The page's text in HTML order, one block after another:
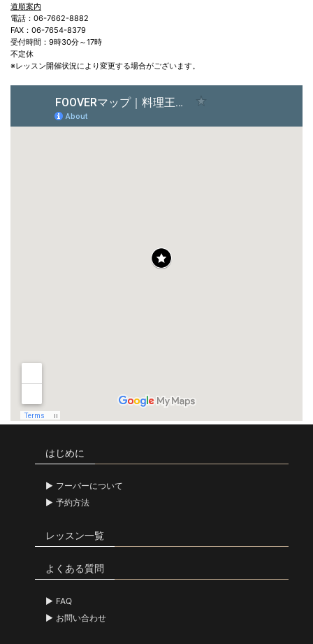
道順案内
電話：06-7662-8882
FAX：06-7654-8379
受付時間：9時30分～17時
不定休
※レッスン開催状況により変更する場合がございます。
はじめに
フーバーについて
予約方法
レッスン一覧
よくある質問
FAQ
お問い合わせ